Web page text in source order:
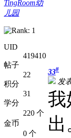
TingRoom幼
儿园
UID
419410
帖子
22
积分
31
学分
220 个
金币
0 个
33#
发
我